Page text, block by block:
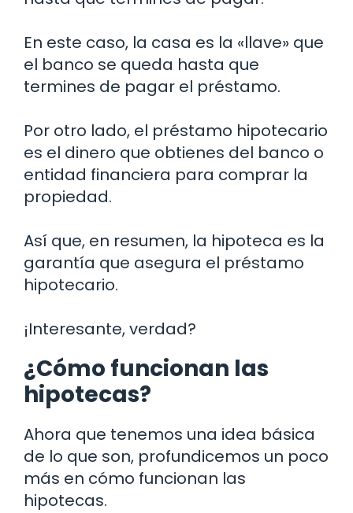
En este caso, la casa es la «llave» que
el banco se queda hasta que
termines de pagar el préstamo.
Por otro lado, el préstamo hipotecario
es el dinero que obtienes del banco o
entidad financiera para comprar la
propiedad.
Así que, en resumen, la hipoteca es la
garantía que asegura el préstamo
hipotecario.
¡Interesante, verdad?
¿Cómo funcionan las
hipotecas?
Ahora que tenemos una idea básica
de lo que son, profundicemos un poco
más en cómo funcionan las
hipotecas.